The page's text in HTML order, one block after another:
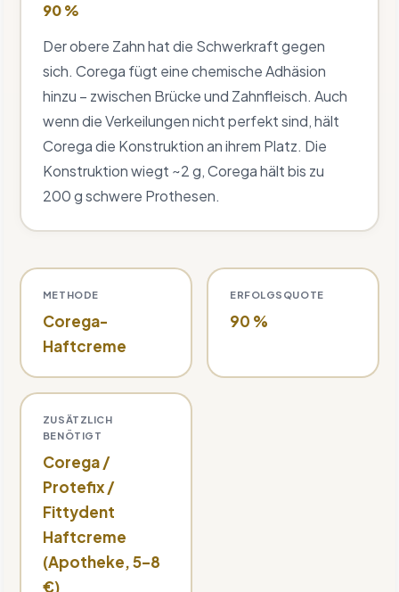
90 %
Der obere Zahn hat die Schwerkraft gegen
sich. Corega fügt eine chemische Adhäsion
hinzu – zwischen Brücke und Zahnfleisch. Auch
wenn die Verkeilungen nicht perfekt sind, hält
Corega die Konstruktion an ihrem Platz. Die
Konstruktion wiegt ~2 g, Corega hält bis zu
200 g schwere Prothesen.
METHODE
Corega-
Haftcreme
ERFOLGSQUOTE
90 %
ZUSÄTZLICH
BENÖTIGT
Corega /
Protefix /
Fittydent
Haftcreme
(Apotheke, 5–8
€)